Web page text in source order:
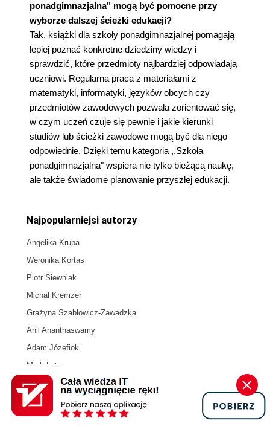
ponadgimnazjalna" mogą być pomocne przy
wyborze dalszej ścieżki edukacji?
Tak, książki dla szkoły ponadgimnazjalnej pomagają
lepiej poznać konkretne dziedziny wiedzy i
sprawdzić, które przedmioty najbardziej odpowiadają
uczniowi. Regularna praca z materiałami z
matematyki, informatyki, języków obcych czy
przedmiotów zawodowych pozwala zorientować się,
w czym uczeń czuje się pewnie i jakie kierunki
studiów lub ścieżki zawodowe mogą być dla niego
odpowiednie. Dzięki temu kategoria ,,Szkoła
ponadgimnazjalna" wspiera nie tylko bieżącą naukę,
ale także świadome planowanie przyszłej edukacji.
Najpopularniejsi autorzy
Angelika Krupa
Weronika Kortas
Piotr Siewniak
Michał Kremzer
Grażyna Szabłowicz-Zawadzka
Anil Ananthaswamy
Adam Józefiok
Mark Lutz
Michael Albada
Aurélien Géron